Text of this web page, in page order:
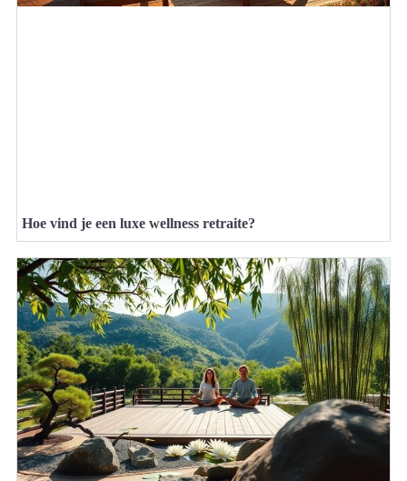
Hoe vind je een luxe wellness retraite?